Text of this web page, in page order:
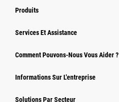
Produits
Services Et Assistance
Comment Pouvons-Nous Vous Aider ?
Informations Sur L'entreprise
Solutions Par Secteur